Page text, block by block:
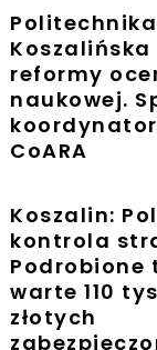
Politechnika
Koszalińska
reformy
naukowej.
CoARA
Koszalin:
kontrola
Podrobione
warte 110
złotych